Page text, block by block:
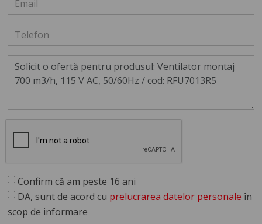
Confirm că am peste 16 ani
DA, sunt de acord cu prelucrarea datelor personale în
scop de informare